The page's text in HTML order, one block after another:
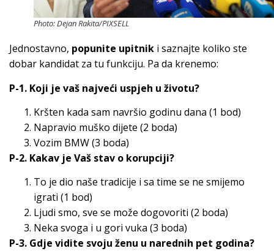
Photo: Dejan Rakita/PIXSELL
Jednostavno, popunite upitnik i saznajte koliko ste
dobar kandidat za tu funkciju. Pa da krenemo:
P-1. Koji je vaš najveći uspjeh u životu?
Kršten kada sam navršio godinu dana (1 bod)
Napravio muško dijete (2 boda)
Vozim BMW (3 boda)
P-2. Kakav je Vaš stav o korupciji?
To je dio naše tradicije i sa time se ne smijemo
igrati (1 bod)
Ljudi smo, sve se može dogovoriti (2 boda)
Neka svoga i u gori vuka (3 boda)
P-3. Gdje vidite svoju ženu u narednih pet godina?